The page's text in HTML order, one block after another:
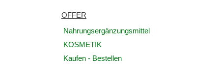
OFFER
Nahrungsergänzungsmittel
KOSMETIK
Kaufen - Bestellen